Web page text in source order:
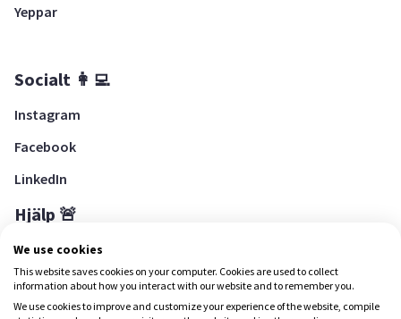
Yeppar
Socialt 👩‍💻
Instagram
Facebook
LinkedIn
Hjälp 🚨
Hjälpcenter
We use cookies
This website saves cookies on your computer. Cookies are used to collect
information about how you interact with our website and to remember you.
We use cookies to improve and customize your experience of the website, compile